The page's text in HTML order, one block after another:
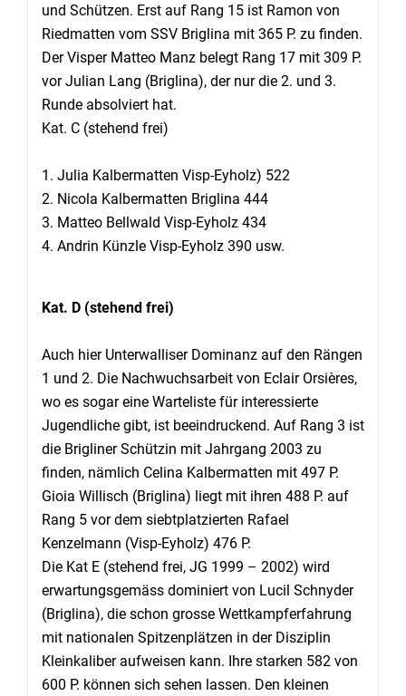
und Schützen. Erst auf Rang 15 ist Ramon von
Riedmatten vom SSV Briglina mit 365 P. zu finden.
Der Visper Matteo Manz belegt Rang 17 mit 309 P.
vor Julian Lang (Briglina), der nur die 2. und 3.
Runde absolviert hat.
Kat. C (stehend frei)
1. Julia Kalbermatten Visp-Eyholz) 522
2. Nicola Kalbermatten Briglina 444
3. Matteo Bellwald Visp-Eyholz 434
4. Andrin Künzle Visp-Eyholz 390 usw.
Kat. D (stehend frei)
Auch hier Unterwalliser Dominanz auf den Rängen
1 und 2. Die Nachwuchsarbeit von Eclair Orsières,
wo es sogar eine Warteliste für interessierte
Jugendliche gibt, ist beeindruckend. Auf Rang 3 ist
die Brigliner Schützin mit Jahrgang 2003 zu
finden, nämlich Celina Kalbermatten mit 497 P.
Gioia Willisch (Briglina) liegt mit ihren 488 P. auf
Rang 5 vor dem siebtplatzierten Rafael
Kenzelmann (Visp-Eyholz) 476 P.
Die Kat E (stehend frei, JG 1999 – 2002) wird
erwartungsgemäss dominiert von Lucil Schnyder
(Briglina), die schon grosse Wettkampferfahrung
mit nationalen Spitzenplätzen in der Disziplin
Kleinkaliber aufweisen kann. Ihre starken 582 von
600 P. können sich sehen lassen. Den kleinen